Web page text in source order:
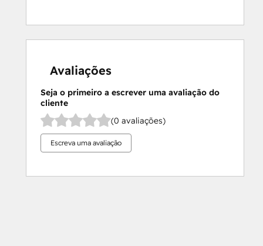
Avaliações
Seja o primeiro a escrever uma avaliação do
cliente
(0 avaliações)
Escreva uma avaliação